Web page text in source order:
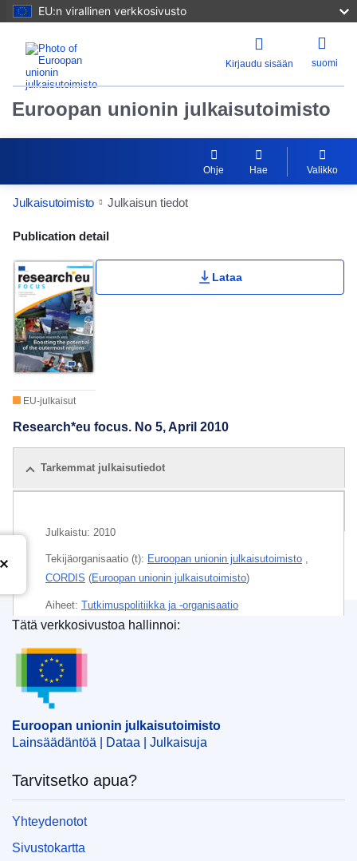
EU:n virallinen verkkosivusto
Kirjaudu sisään suomi
Euroopan unionin julkaisutoimisto
Ohje Hae Valikko
Julkaisutoimisto Julkaisun tiedot
Publication Detail Actions Portlet
Publication detail
EU-julkaisut
Lataa
Research*eu focus. No 5, April 2010
Tarkemmat julkaisutiedot
Julkaistu: 2010
Tekijäorganisaatio (t): Euroopan unionin julkaisutoimisto
CORDIS (Euroopan unionin julkaisutoimisto)
Aiheet: Tutkimuspolitiikka ja -organisaatio
tutkimus ja kehitys
Released on EU publications website:
Tämä julkaisu on ladattavissa sekä
Euroopan unionin julkaisutoimisto
Tätä verkkosivustoa hallinnoi:
Euroopan unionin julkaisutoimisto
Lainsäädäntöä | Dataa | Julkaisuja
Tarvitsetko apua?
Yhteydenotot
Sivustokartta